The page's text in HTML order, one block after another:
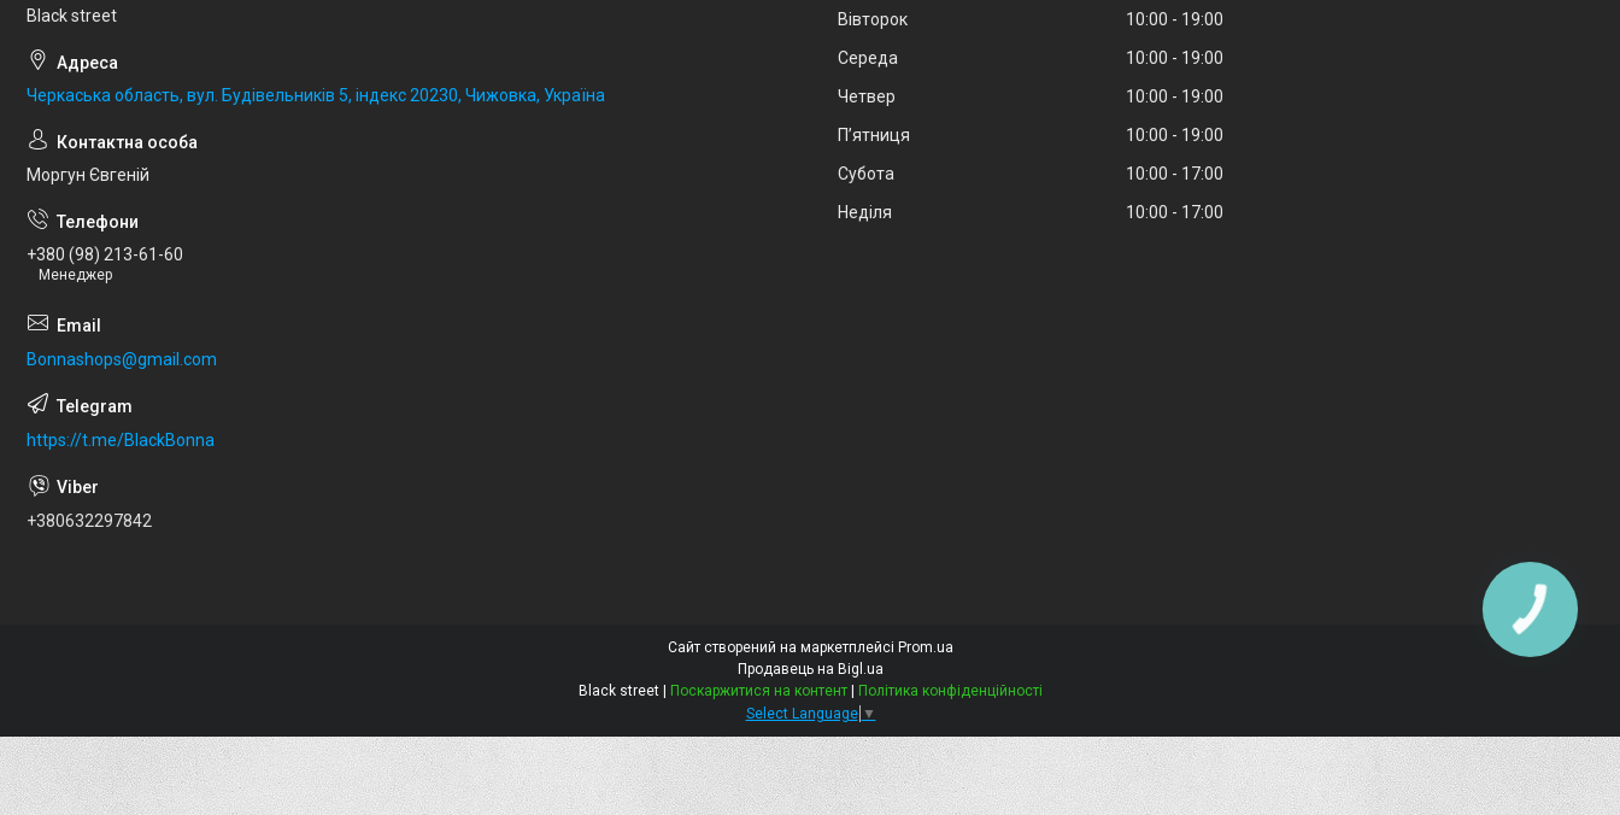
Black street
Черкаська область, вул. Будівельників 5, індекс 20230, Чижовка, Україна
Моргун Євгеній
+380 (98) 213-61-60
Менеджер
Bonnashops@gmail.com
https://t.me/BlackBonna
+380632297842
Вівторок
10:00
19:00
Середа
10:00
19:00
Четвер
10:00
19:00
Пʼятниця
10:00
19:00
Субота
10:00
17:00
Неділя
10:00 17:00
Сайт створений на маркетплейсі Prom.ua
Продавець на Bigl.ua
Поскаржитися на контент
Політика конфіденційності
Select Language ▼